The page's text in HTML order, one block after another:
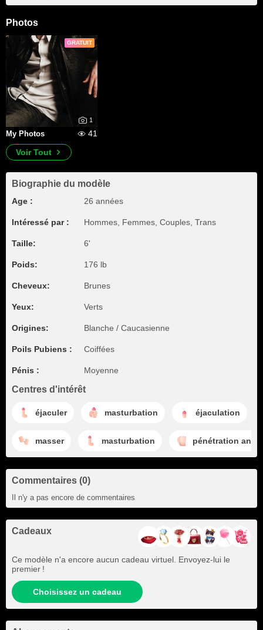
Photos
GRATUIT
1
My Photos
41
Voir Tout
Biographie du modèle
Age : 26 années
Intéressé par : Hommes, Femmes, Couples, Trans
Taille: 6'
Poids: 176 lb
Cheveux: Brunes
Yeux: Verts
Origines: Blanche / Caucasienne
Poils Pubiens : Coiffées
Pénis : Moyenne
Centres d'intérêt
éjaculer masturbation éjaculation
masser masturbation pénétration anale
Commentaires (0)
Il n'y a pas encore de commentaires
Cadeaux
Ce modèle n'a encore aucun cadeau virtuel. Envoyez-lui le
premier !
Choisissez un cadeau